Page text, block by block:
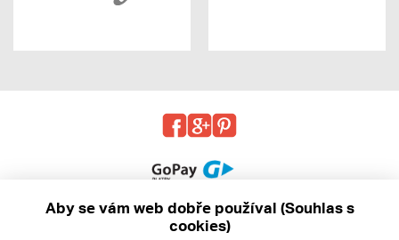
Aby se vám web dobře používal (Souhlas s
cookies)